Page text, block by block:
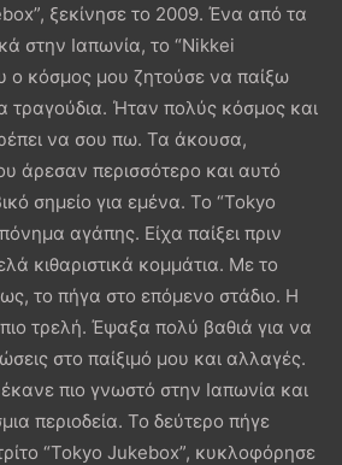
ξεκίνησε το 2009. Ένα από τα
στην Ιαπωνία, το “Nikkei
ο κόσμος μου ζητούσε να παίξω
τραγούδια. Ήταν πολύς κόσμος και
να σου πω. Τα άκουσα,
άρεσαν περισσότερο και αυτό
σημείο για εμένα. Το “Tokyo
αγάπης. Είχα παίξει πριν
κιθαριστικά κομμάτια. Με το
το πήγα στο επόμενο στάδιο. Η
τρελή. Έψαξα πολύ βαθιά για να
στο παίξιμό μου και αλλαγές.
πιο γνωστό στην Ιαπωνία και
περιοδεία. Το δεύτερο πήγε
“Tokyo Jukebox”, κυκλοφόρησε